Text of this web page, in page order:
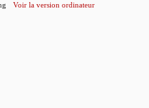
Voir la version ordinateur